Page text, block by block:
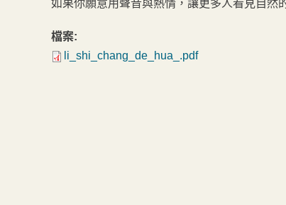
如果你願意用聲音與熱情，讓更多人看見自然
檔案:
li_shi_chang_de_hua_.pdf